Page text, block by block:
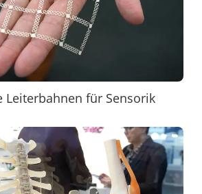
Leiterbahnen für Sensorik